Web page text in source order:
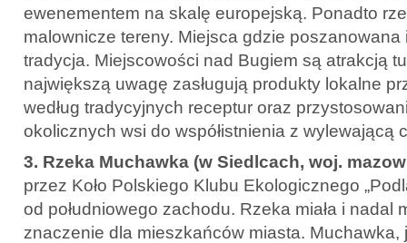
ewenementem na skalę europejską. Ponadto
malownicze tereny. Miejsca gdzie poszanowana
tradycja. Miejscowości nad Bugiem są atrakcją
największą uwagę zasługują produkty lokalne
według tradycyjnych receptur oraz
okolicznych wsi do współistnienia z wylewającą
3. Rzeka Muchawka (w Siedlcach, woj.
przez Koło Polskiego Klubu Ekologicznego
od południowego zachodu. Rzeka miała i nadal
znaczenie dla mieszkańców miasta. Muchawka,